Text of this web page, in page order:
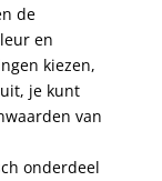
de
en
kiezen,
je kunt
van
onderdeel